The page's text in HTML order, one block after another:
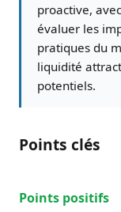
proactive,
évaluer les
pratiques du
liquidité
potentiels.
Points clés
Points positifs